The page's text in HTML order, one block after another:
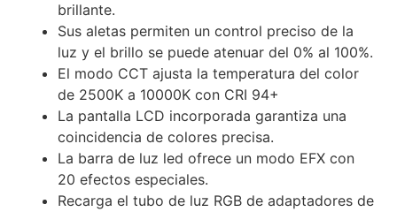
brillante.
Sus aletas permiten un control preciso de la
luz y el brillo se puede atenuar del 0% al 100%.
El modo CCT ajusta la temperatura del color
de 2500K a 10000K con CRI 94+
La pantalla LCD incorporada garantiza una
coincidencia de colores precisa.
La barra de luz led ofrece un modo EFX con
20 efectos especiales.
Recarga el tubo de luz RGB de adaptadores de